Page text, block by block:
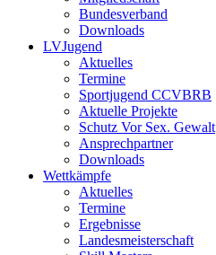
Bundesverband
Downloads
LVJugend
Aktuelles
Termine
Sportjugend CCVBRB
Aktuelle Projekte
Schutz Vor Sex. Gewalt
Ansprechpartner
Downloads
Wettkämpfe
Aktuelles
Termine
Ergebnisse
Landesmeisterschaft